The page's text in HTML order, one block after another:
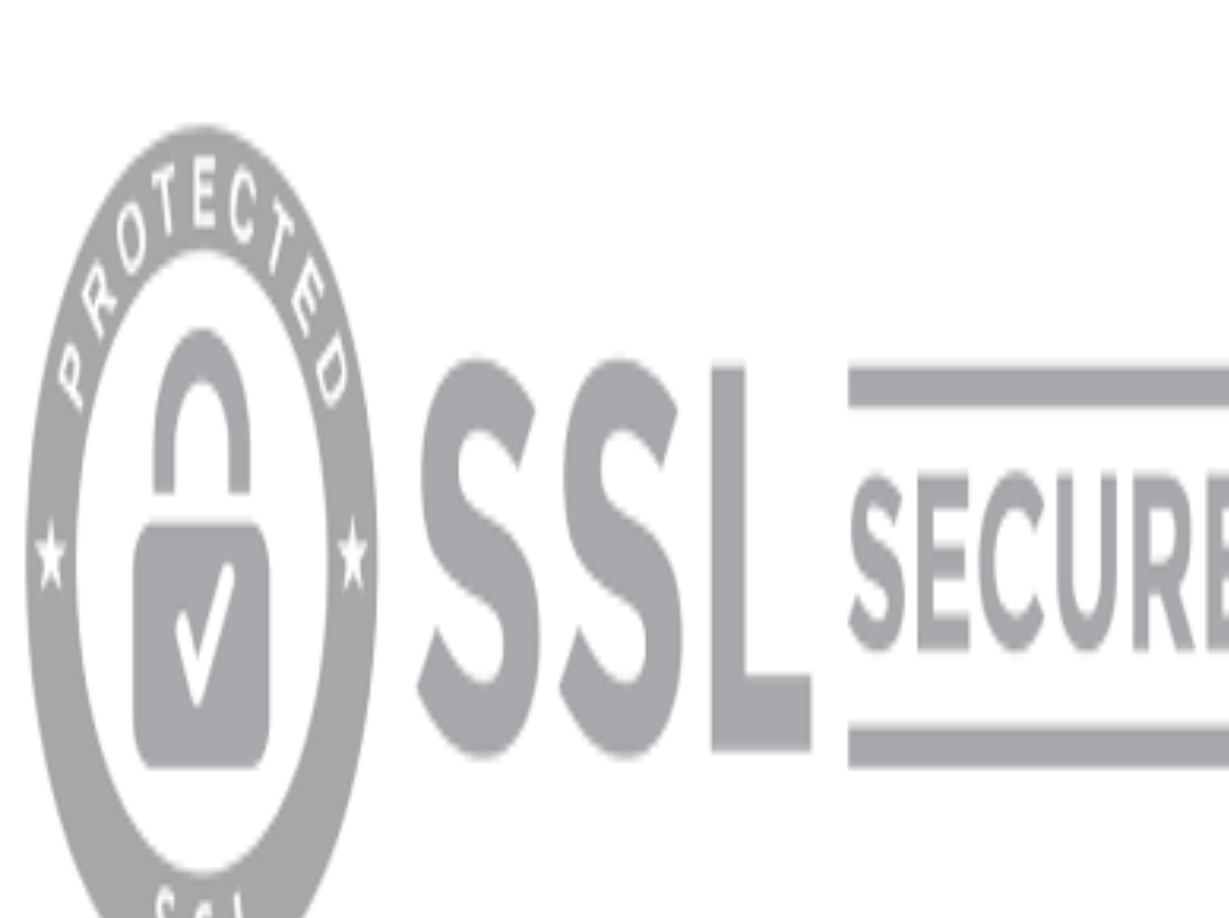
Anasayfa
Hakkımızda
Blog
MÜŞTERİ HİZMETLERİ
Hesabım
Sipariş Sorgulama
Banka Hesap Bilgileri
YARDIM VE DESTEK
Ödeme ve Teslimat Şartları
Garanti ve İade Şartları
info@dukkanhifi.com0850 441 40 44
0850 441 40 44
Pazartesi - Cuma 09:30 - 19:30, Cumartesi 10:00 - 18:00